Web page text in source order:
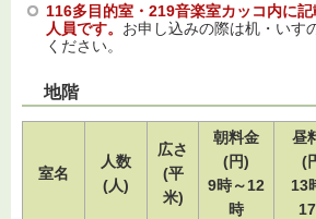
116多目的室・219音楽室カッコ内に
人員です。 お申し込みの際は机・いす
ください。
地階
室名
人数
(人)
広さ
(平
米)
朝料金
(円)
9時～12
時
昼
(
13